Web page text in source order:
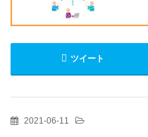
ツイート
2021-06-11